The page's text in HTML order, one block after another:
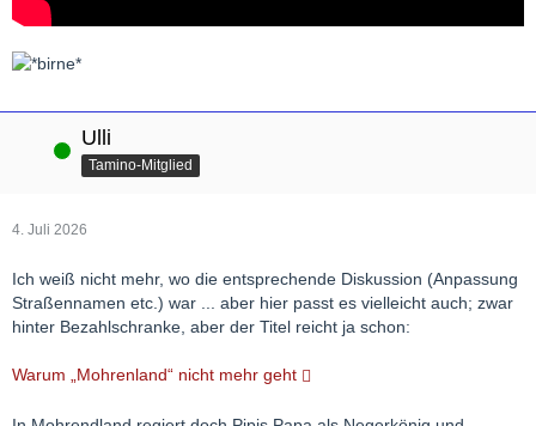
Online Ulli
Tamino-Mitglied
4. Juli 2026
Ich weiß nicht mehr, wo die entsprechende Diskussion (Anpassung
Straßennamen etc.) war ... aber hier passt es vielleicht auch; zwar
hinter Bezahlschranke, aber der Titel reicht ja schon:
Warum „Mohrenland“ nicht mehr geht